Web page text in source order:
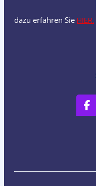
dazu erfahren Sie HIER.